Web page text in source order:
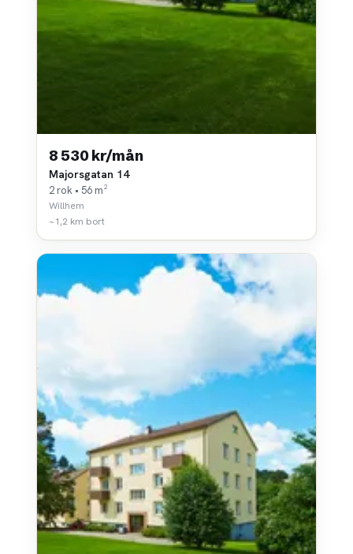
8 530 kr/mån
Majorsgatan 14
2 rok • 56 m²
Willhem
~1,2 km bort